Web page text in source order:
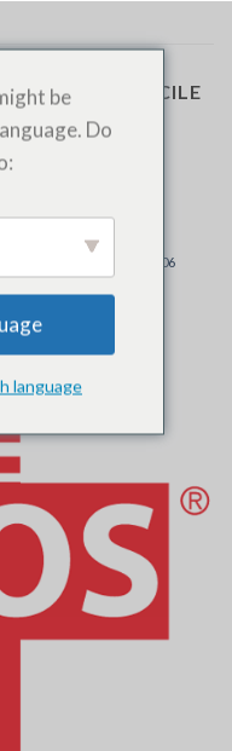
À DOMICILE
,URGENTISTE
MEDECIN AGADIR 06 06
be
Do
language